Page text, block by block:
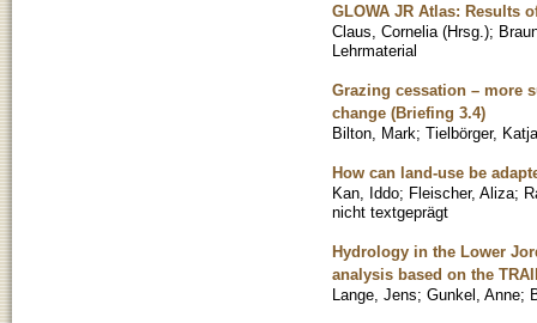
GLOWA JR Atlas: Results
Claus, Cornelia (Hrsg.);
Lehrmaterial
Grazing cessation – more
change (Briefing 3.4)
Bilton, Mark; Tielbörger, Katja
How can land-use be
Kan, Iddo; Fleischer, Aliza;
nicht textgeprägt
Hydrology in the Lower
analysis based on the
Lange, Jens; Gunkel, Anne;